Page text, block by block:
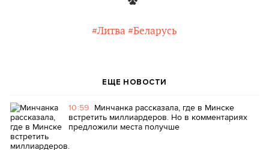
#Литва #Беларусь
ЕЩЕ НОВОСТИ
10:59 Минчанка рассказала, где в Минске
встретить миллиардеров. Но в комментариях
предложили места получше